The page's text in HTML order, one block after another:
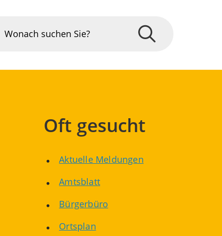
Oft gesucht
Aktuelle Meldungen
Amtsblatt
Bürgerbüro
Ortsplan